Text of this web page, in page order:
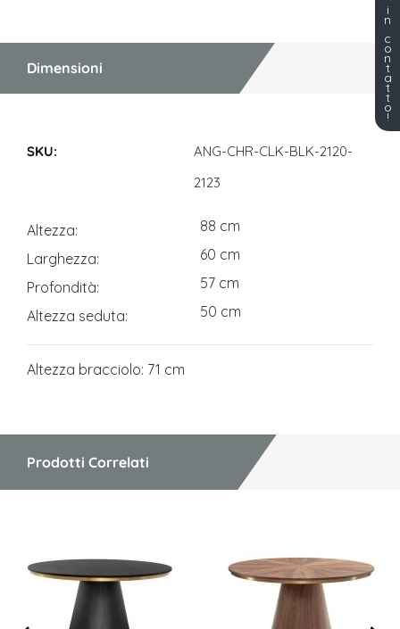
Dimensioni
ANG-CHR-CLK-BLK-2120-
2123
Altezza
88 cm
Larghezza
60 cm
Profondità
57 cm
Altezza seduta
50 cm
Altezza bracciolo: 71 cm
Prodotti Correlati
i
n
c
o
n
t
a
t
t
o
!